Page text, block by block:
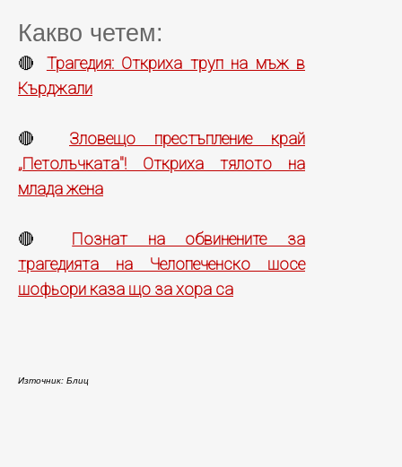
Какво четем:
🔴 Трагедия: Откриха труп на мъж в
Кърджали
🔴 Зловещо престъпление край
„Петолъчката"! Откриха тялото на
млада жена
🔴 Познат на обвинените за
трагедията на Челопеченско шосе
шофьори каза що за хора са
Източник: Блиц